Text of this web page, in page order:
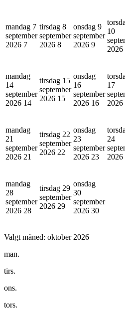
mandag 7
september
2026 7
tirsdag 8
september
2026 8
onsdag 9
september
2026 9
10
2026
mandag
14
september
2026 14
tirsdag 15
september
2026 15
onsdag
16
september
2026 16
17
2026
mandag
21
september
2026 21
tirsdag 22
september
2026 22
onsdag
23
september
2026 23
24
2026
mandag
28
september
2026 28
tirsdag 29
september
2026 29
onsdag
30
september
2026 30
Valgt måned: oktober 2026
man.
tirs.
ons.
tors.